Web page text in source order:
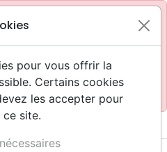
: Se connecter
La Maison de la Bible
pour vous offrir la
Certains cookies
les accepter pour
site.